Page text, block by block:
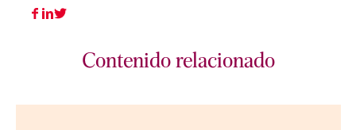
Contenido relacionado